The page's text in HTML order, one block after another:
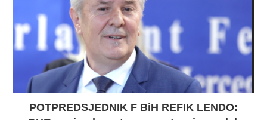
POTPREDSJEDNIK F BiH REFIK LENDO: